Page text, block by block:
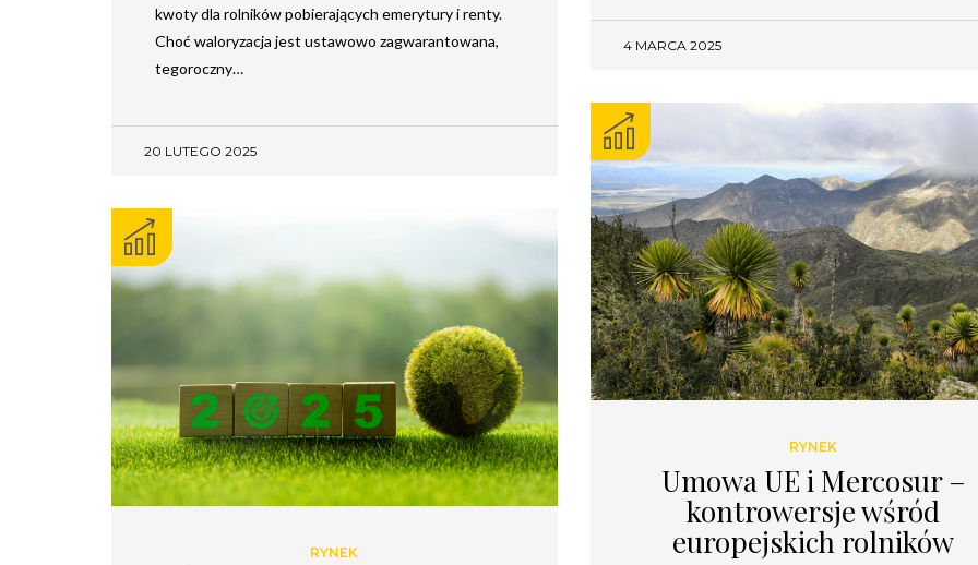
4 MARCA 2025
kwoty dla rolników pobierających emerytury i renty.
Choć waloryzacja jest ustawowo zagwarantowana,
tegoroczny…
20 LUTEGO 2025
RYNEK
Umowa UE i Mercosur –
kontrowersje wśród
europejskich rolników
RYNEK
Newsletter
Chcesz być na bieżąco? Zostaw swój e-mail, a raz
w tygodniu prześlemy Ci nasze najlepsze artykuły!
Twoje dane osobowe będą przetwarzane zgodnie
zPolityką prywatności.